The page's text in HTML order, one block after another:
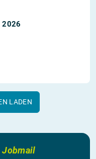
2026
LADEN
Jobmail